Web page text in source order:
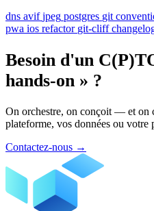
dns avif jpeg postgres git
pwa ios refactor git-cliff
Besoin d'un
hands-on » ?
On orchestre, on conçoit — et on
plateforme, vos données ou votre
Contactez-nous →